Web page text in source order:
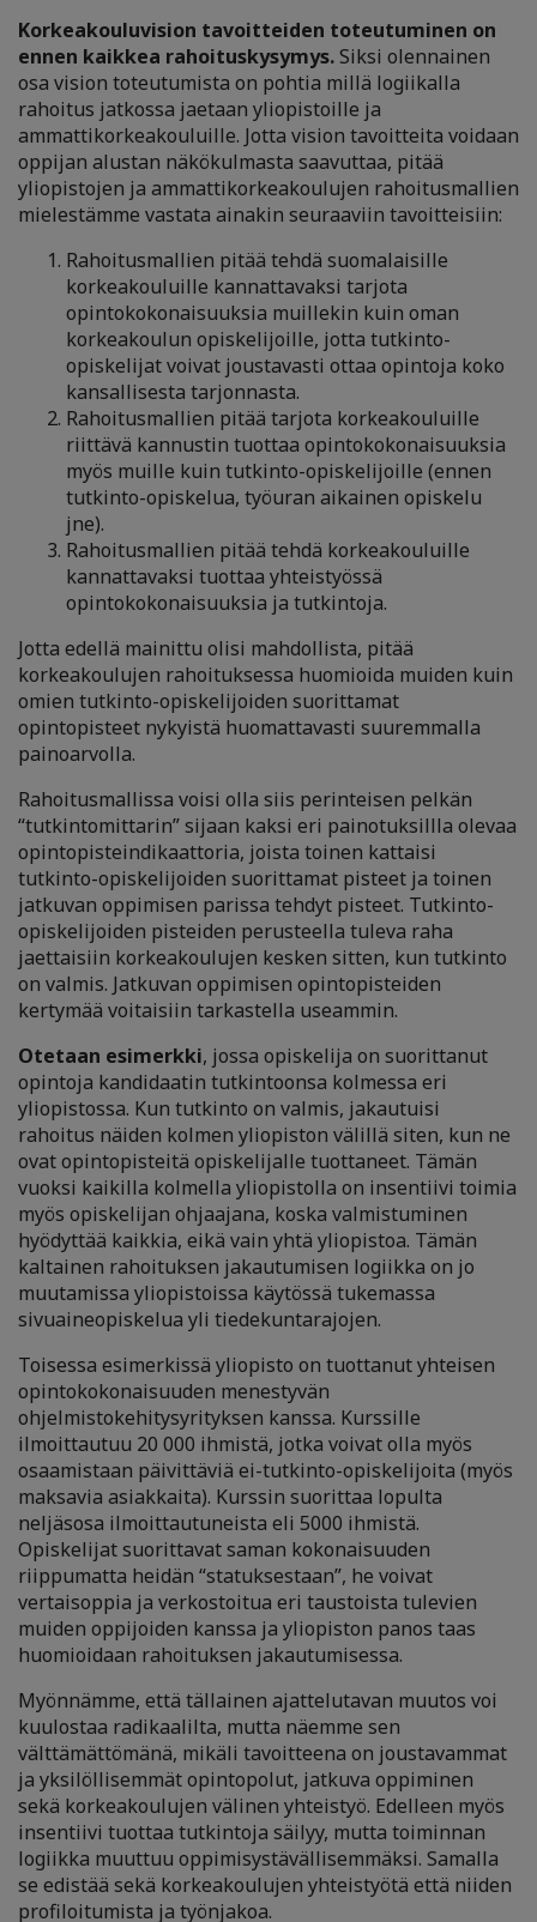
Korkeakouluvision tavoitteiden toteutuminen on
ennen kaikkea rahoituskysymys.Siksi olennainen
osa vision toteutumista on pohtia millä logiikalla
rahoitus jatkossa jaetaan yliopistoille ja
ammattikorkeakouluille. Jotta vision tavoitteita voidaan
oppijan alustan näkökulmasta saavuttaa, pitää
yliopistojen ja ammattikorkeakoulujen rahoitusmallien
mielestämme vastata ainakin seuraaviin tavoitteisiin:
Rahoitusmallien pitää tehdä suomalaisille
korkeakouluille kannattavaksi tarjota
opintokokonaisuuksia muillekin kuin oman
korkeakoulun opiskelijoille, jotta tutkinto-
opiskelijat voivat joustavasti ottaa opintoja koko
kansallisesta tarjonnasta.
Rahoitusmallien pitää tarjota korkeakouluille
riittävä kannustin tuottaa opintokokonaisuuksia
myös muille kuin tutkinto-opiskelijoille (ennen
tutkinto-opiskelua, työuran aikainen opiskelu
jne).
Rahoitusmallien pitää tehdä korkeakouluille
kannattavaksi tuottaa yhteistyössä
opintokokonaisuuksia ja tutkintoja.
Jotta edellä mainittu olisi mahdollista, pitää
korkeakoulujen rahoituksessa huomioida muiden kuin
omien tutkinto-opiskelijoiden suorittamat
opintopisteet nykyistä huomattavasti suuremmalla
painoarvolla.
Rahoitusmallissa voisi olla siis perinteisen pelkän
“tutkintomittarin” sijaan kaksi eri painotuksillla olevaa
opintopisteindikaattoria, joista toinen kattaisi
tutkinto-opiskelijoiden suorittamat pisteet ja toinen
jatkuvan oppimisen parissa tehdyt pisteet. Tutkinto-
opiskelijoiden pisteiden perusteella tuleva raha
jaettaisiin korkeakoulujen kesken sitten, kun tutkinto
on valmis. Jatkuvan oppimisen opintopisteiden
kertymää voitaisiin tarkastella useammin.
Otetaan esimerkki, jossa opiskelija on suorittanut
opintoja kandidaatin tutkintoonsa kolmessa eri
yliopistossa. Kun tutkinto on valmis, jakautuisi
rahoitus näiden kolmen yliopiston välillä siten, kun ne
ovat opintopisteitä opiskelijalle tuottaneet. Tämän
vuoksi kaikilla kolmella yliopistolla on insentiivi toimia
myös opiskelijan ohjaajana, koska valmistuminen
hyödyttää kaikkia, eikä vain yhtä yliopistoa. Tämän
kaltainen rahoituksen jakautumisen logiikka on jo
muutamissa yliopistoissa käytössä tukemassa
sivuaineopiskelua yli tiedekuntarajojen.
Toisessa esimerkissä yliopisto on tuottanut yhteisen
opintokokonaisuuden menestyvän
ohjelmistokehitysyrityksen kanssa. Kurssille
ilmoittautuu 20 000 ihmistä, jotka voivat olla myös
osaamistaan päivittäviä ei-tutkinto-opiskelijoita (myös
maksavia asiakkaita). Kurssin suorittaa lopulta
neljäsosa ilmoittautuneista eli 5000 ihmistä.
Opiskelijat suorittavat saman kokonaisuuden
riippumatta heidän “statuksestaan”, he voivat
vertaisoppia ja verkostoitua eri taustoista tulevien
muiden oppijoiden kanssa ja yliopiston panos taas
huomioidaan rahoituksen jakautumisessa.
Myönnämme, että tällainen ajattelutavan muutos voi
kuulostaa radikaalilta, mutta näemme sen
välttämättömänä, mikäli tavoitteena on joustavammat
ja yksilöllisemmät opintopolut, jatkuva oppiminen
sekä korkeakoulujen välinen yhteistyö. Edelleen myös
insentiivi tuottaa tutkintoja säilyy, mutta toiminnan
logiikka muuttuu oppimisystävällisemmäksi. Samalla
se edistää sekä korkeakoulujen yhteistyötä että niiden
profiloitumista ja työnjakoa.